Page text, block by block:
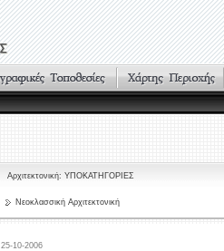
Αρχιτεκτονική: ΥΠΟΚΑΤΗΓΟΡΙΕΣ
Νεοκλασσική Αρχιτεκτονική
25-10-2006